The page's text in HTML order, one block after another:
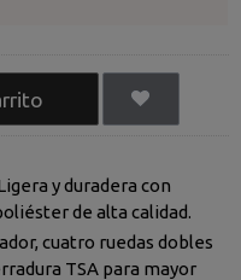
y duradera con
de alta calidad.
cuatro ruedas dobles
TSA para mayor